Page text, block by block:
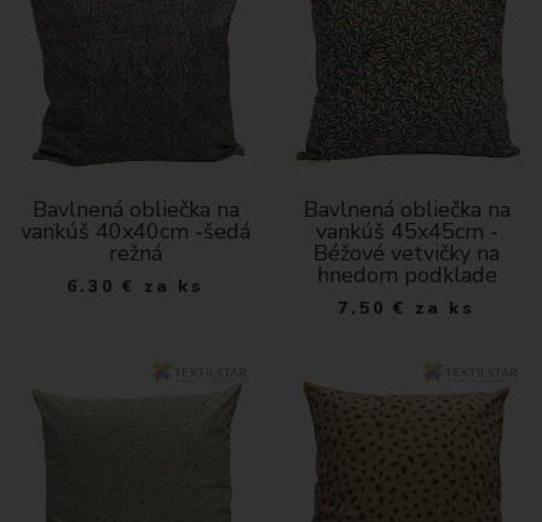
Bavlnená obliečka na
vankúš 40x40cm -šedá
režná
6.30 € za ks
Bavlnená obliečka na
vankúš 45x45cm -
Béžové vetvičky na
hnedom podklade
7.50 € za ks